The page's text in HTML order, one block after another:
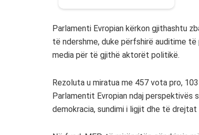
Parlamenti Evropian kërkon gjithashtu
të ndershme, duke përfshirë auditime
media për të gjithë aktorët politikë.
Rezoluta u miratua me 457 vota pro,
Parlamentit Evropian ndaj
demokracia, sundimi i ligjit dhe të